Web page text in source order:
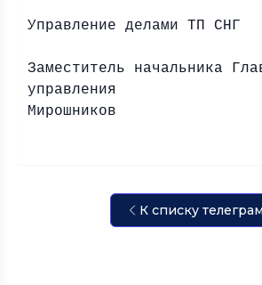
Управление делами ТП СНГ
Заместитель начальника
управления
Мирошников
К списку